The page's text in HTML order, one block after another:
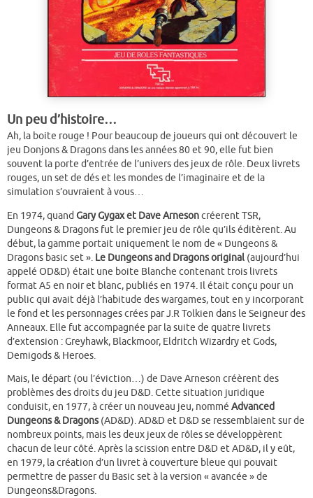
Un peu d’histoire…
Ah, la boite rouge ! Pour beaucoup de joueurs qui ont découvert le
jeu Donjons & Dragons dans les années 80 et 90, elle fut bien
souvent la porte d’entrée de l’univers des jeux de rôle. Deux livrets
rouges, un set de dés et les mondes de l’imaginaire et de la
simulation s’ouvraient à vous…
En 1974, quand Gary Gygax et Dave Arnesoncréerent TSR,
Dungeons & Dragons fut le premier jeu de rôle qu’ils éditèrent. Au
début, la gamme portait uniquement le nom de « Dungeons &
Dragons basic set ». Le Dungeons and Dragons original (aujourd’hui
appelé OD&D) était une boite Blanche contenant trois livrets
format A5 en noir et blanc, publiés en 1974. Il était conçu pour un
public qui avait déjà l’habitude des wargames, tout en y incorporant
le fond et les personnages crées par J.R Tolkien dans le Seigneur des
Anneaux. Elle fut accompagnée par la suite de quatre livrets
d’extension : Greyhawk, Blackmoor, Eldritch Wizardry et Gods,
Demigods & Heroes.
Mais, le départ (ou l’éviction…) de Dave Arneson créèrent des
problèmes des droits du jeu D&D. Cette situation juridique
conduisit, en 1977, à créer un nouveau jeu, nommé Advanced
Dungeons & Dragons(AD&D). AD&D et D&D se ressemblaient sur de
nombreux points, mais les deux jeux de rôles se développèrent
chacun de leur côté. Après la scission entre D&D et AD&D, il y eût,
en 1979, la création d’un livret à couverture bleue qui pouvait
permettre de passer du Basic set à la version « avancée » de
Dungeons&Dragons.